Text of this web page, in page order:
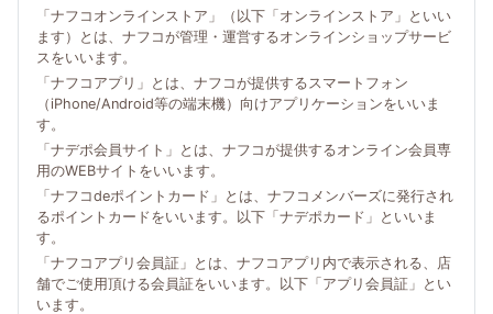
「ナフコオンラインストア」（以下「オンラインストア」といい
ます）とは、ナフコが管理・運営するオンラインショップサービ
スをいいます。
「ナフコアプリ」とは、ナフコが提供するスマートフォン
（iPhone/Android等の端末機）向けアプリケーションをいいま
す。
「ナデポ会員サイト」とは、ナフコが提供するオンライン会員専
用のWEBサイトをいいます。
「ナフコdeポイントカード」とは、ナフコメンバーズに発行され
るポイントカードをいいます。以下「ナデポカード」といいま
す。
「ナフコアプリ会員証」とは、ナフコアプリ内で表示される、店
舗でご使用頂ける会員証をいいます。以下「アプリ会員証」とい
います。